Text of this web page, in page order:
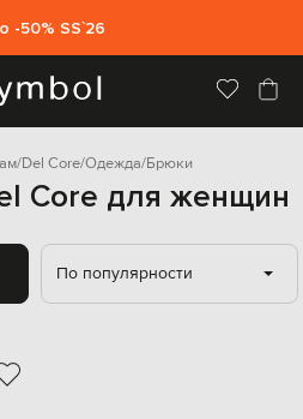
-50% SS`26
Del Core Одежда Брюки
Core для женщин
По популярности